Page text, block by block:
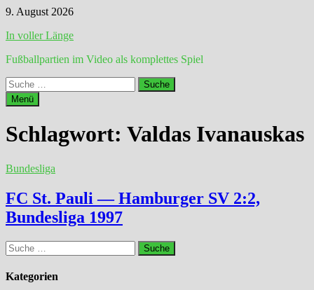
Zum
springen
9. August 2026
In voller Länge
Fußballpartien im Video als komplettes Spiel
Suche
nach:
Menü
Schlagwort: Valdas Ivanauskas
Bundesliga
FC St. Pauli — Hamburger SV 2:2,
Bundesliga 1997
Suche
nach:
Kategorien